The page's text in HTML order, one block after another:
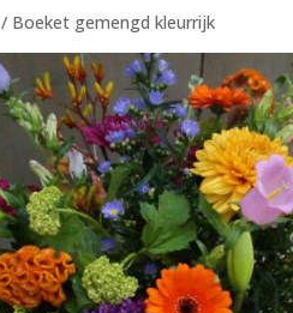
/ Boeket gemengd kleurrijk